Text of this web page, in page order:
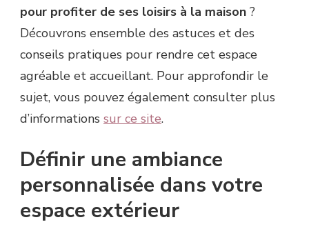
pour profiter de ses loisirs à la maison ?
Découvrons ensemble des astuces et des
conseils pratiques pour rendre cet espace
agréable et accueillant. Pour approfondir le
sujet, vous pouvez également consulter plus
d’informations sur ce site.
Définir une ambiance
personnalisée dans votre
espace extérieur